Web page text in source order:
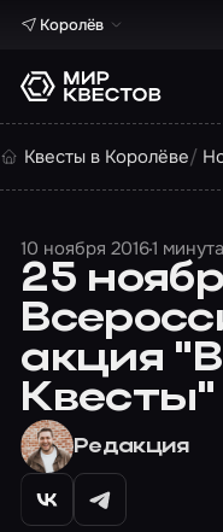
Королёв
Квесты в Королёве
10 ноября 20161 минута
25
акция
Квесты"
Редакция